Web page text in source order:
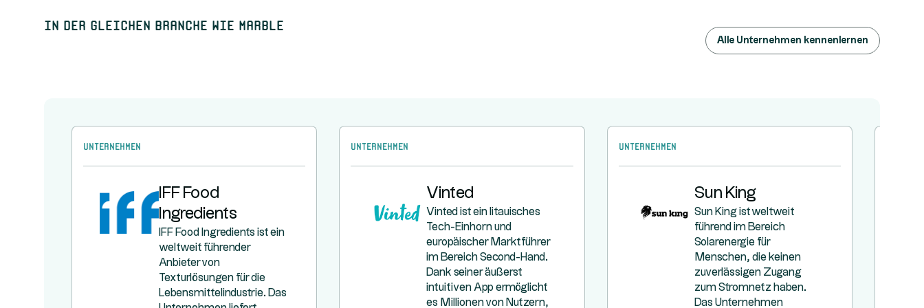
In der gleichen Branche wie Marble
Alle Unternehmen kennenlernen
Unternehmen
IFF Food
Ingredients
IFF Food Ingredients ist ein
weltweit führender
Anbieter von
Texturlösungen für die
Lebensmittelindustrie. Das
Unternehmen
Vinted
Vinted ist ein litauisches
Tech-Einhorn und
europäischer Marktführer
im Bereich Second-Hand.
Dank seiner äußerst
intuitiven App ermöglicht
es Millionen von Nutzern,
Unternehmen
Sun King
Sun King ist weltweit
führend im Bereich
Solarenergie für
Menschen, die keinen
zuverlässigen Zugang
zum Stromnetz haben.
Das Unternehmen